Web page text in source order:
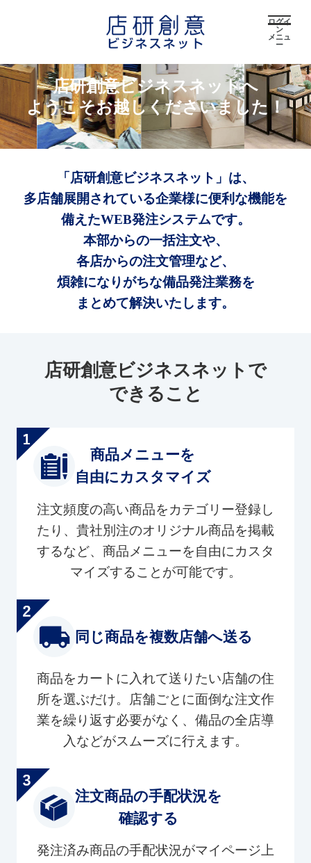
ログイ
ン
メニュ
ー
店研創意ビジネスネットへ
ようこそお越しくださいました！
「店研創意ビジネスネット」は、
多店舗展開されている企業様に便利な機能を
備えたWEB発注システムです。
本部からの一括注文や、
各店からの注文管理など、
煩雑になりがちな備品発注業務を
まとめて解決いたします。
店研創意ビジネスネットで
できること
商品メニューを
自由にカスタマイズ
注文頻度の高い商品をカテゴリー登録し
たり、貴社別注のオリジナル商品を掲載
するなど、商品メニューを自由にカスタ
マイズすることが可能です。
同じ商品を複数店舗へ送る
商品をカートに入れて送りたい店舗の住
所を選ぶだけ。店舗ごとに面倒な注文作
業を繰り返す必要がなく、備品の全店導
入などがスムーズに行えます。
注文商品の手配状況を
確認する
発注済み商品の手配状況がマイページ上